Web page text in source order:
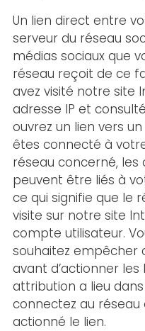
Un lien direct entre
serveur du réseau
médias sociaux que
réseau reçoit de ce
avez visité notre site
adresse IP et
ouvrez un lien vers
êtes connecté à
réseau concerné,
peuvent être liés à
ce qui signifie que le
visite sur notre site
compte utilisateur.
souhaitez empêcher
avant d’actionner
attribution a lieu
connectez au
actionné le lien.